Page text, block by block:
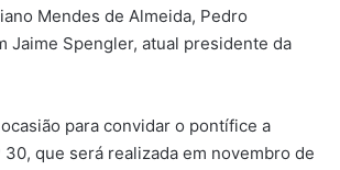
Mendes de Almeida, Pedro
Jaime Spengler, atual presidente da
para convidar o pontífice a
30, que será realizada em novembro de